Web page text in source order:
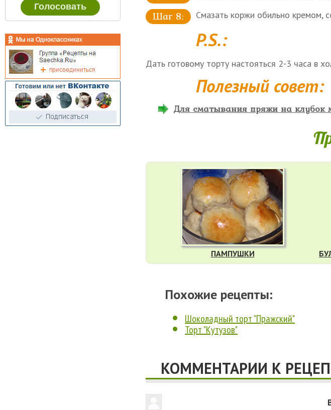
Смазать коржи обильно кремом,
P.S.:
Дать готовому торту настояться 2-3 часа в
Полезный совет:
Для сматывания пряжи на клубок
ПАМПУШКИ
Похожие рецепты:
Шоколадный торт "Пражский"
Торт "Кутузов"
КОММЕНТАРИИ К